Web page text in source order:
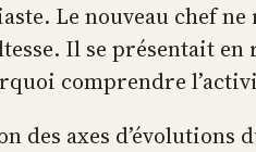
Le nouveau chef
Il se présentait
comprendre
des axes